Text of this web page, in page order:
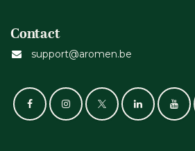
Contact
support@aromen.be